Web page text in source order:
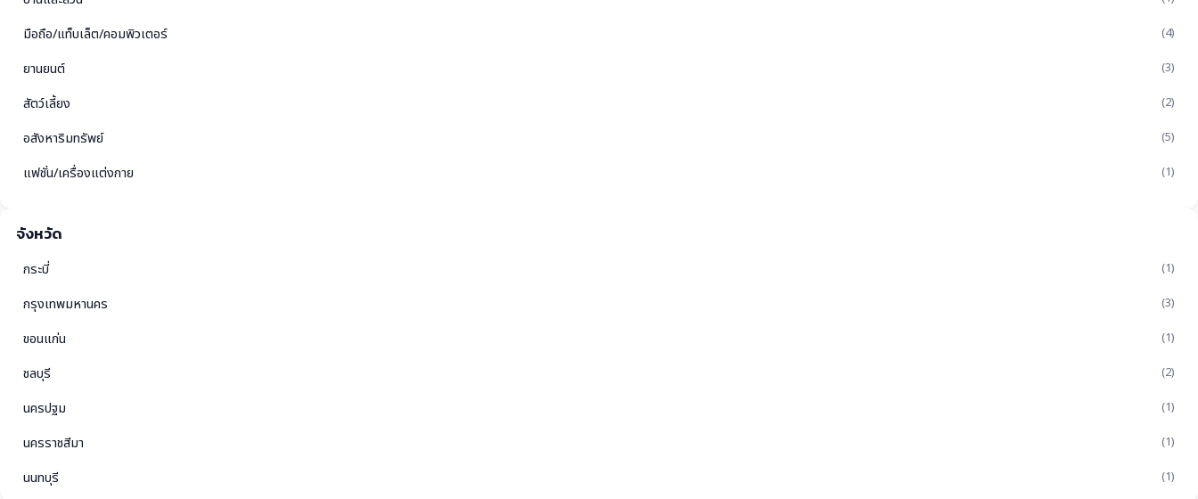
มือถือ/แท็บเล็ต/คอมพิวเตอร์ (4)
ยานยนต์ (3)
สัตว์เลี้ยง (2)
อสังหาริมทรัพย์ (5)
แฟชั่น/เครื่องแต่งกาย (1)
จังหวัด
กระบี่ (1)
กรุงเทพมหานคร (3)
ขอนแก่น (1)
ชลบุรี (2)
นครปฐม (1)
นครราชสีมา (1)
นนทบุรี (1)